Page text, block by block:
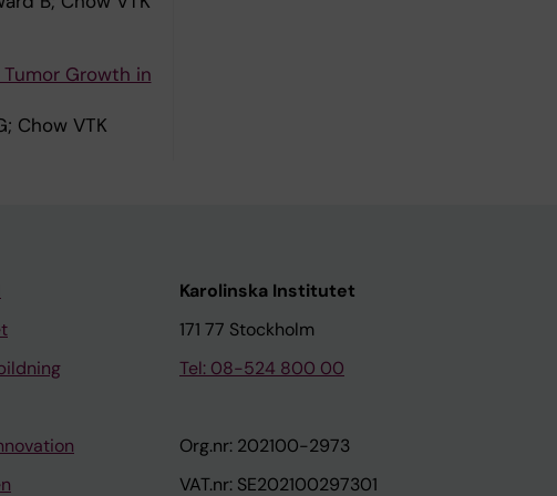
Growth in
Chow VTK
Karolinska Institutet
171 77 Stockholm
Tel: 08-524 800 00
Org.nr: 202100-2973
VAT.nr: SE202100297301